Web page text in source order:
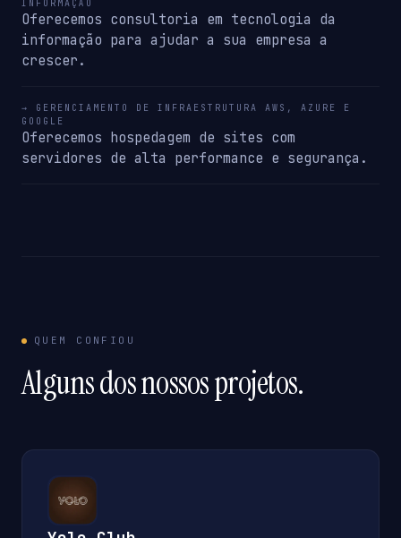
INFORMAÇÃO
Oferecemos consultoria em tecnologia da
informação para ajudar a sua empresa a
crescer.
→ GERENCIAMENTO DE INFRAESTRUTURA AWS, AZURE E
GOOGLE
Oferecemos hospedagem de sites com
servidores de alta performance e segurança.
QUEM CONFIOU
Alguns dos nossos projetos.